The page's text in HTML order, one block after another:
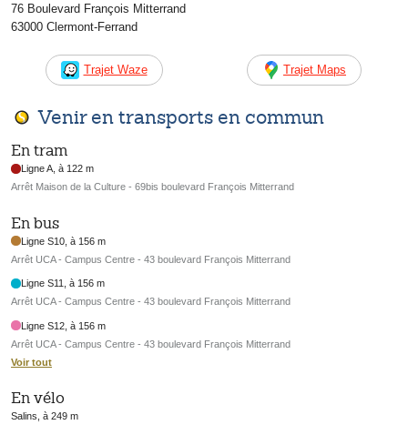
76 Boulevard François Mitterrand
63000 Clermont-Ferrand
Trajet Waze Trajet Maps
Venir en transports en commun
En tram
Ligne A, à 122 m
Arrêt Maison de la Culture - 69bis boulevard François Mitterrand
En bus
Ligne S10, à 156 m
Arrêt UCA - Campus Centre - 43 boulevard François Mitterrand
Ligne S11, à 156 m
Arrêt UCA - Campus Centre - 43 boulevard François Mitterrand
Ligne S12, à 156 m
Arrêt UCA - Campus Centre - 43 boulevard François Mitterrand
Voir tout
En vélo
Salins, à 249 m